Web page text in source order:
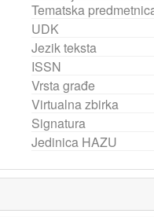
Tematska
UDK
Jezik teksta
ISSN
Vrsta građe
Virtualna zbirka
Signatura
Jedinica HAZU